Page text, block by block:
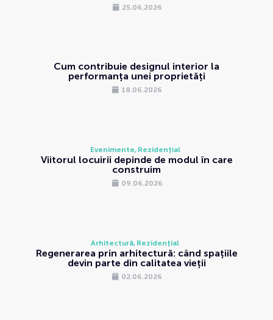
25.06.2026
Cum contribuie designul interior la
performanța unei proprietăți
18.06.2026
Evenimente Rezidențial
Viitorul locuirii depinde de modul în care
construim
09.06.2026
Arhitectură Rezidențial
Regenerarea prin arhitectură: când spațiile
devin parte din calitatea vieții
02.06.2026